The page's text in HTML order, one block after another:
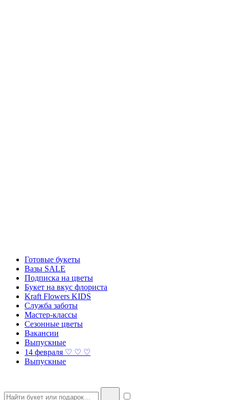
Готовые букеты
Вазы SALE
Подписка на цветы
Букет на вкус флориста
Kraft Flowers KIDS
Служба заботы
Мастер-классы
Сезонные цветы
Вакансии
Выпускные
14 февраля ♡ ♡ ♡
Выпускные